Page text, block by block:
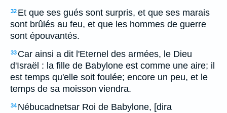
32 Et que ses gués sont surpris, et que ses marais
sont brûlés au feu, et que les hommes de guerre
sont épouvantés.
33 Car ainsi a dit l'Eternel des armées, le Dieu
d'Israël : la fille de Babylone est comme une aire; il
est temps qu'elle soit foulée; encore un peu, et le
temps de sa moisson viendra.
34 Nébucadnetsar Roi de Babylone, [dira